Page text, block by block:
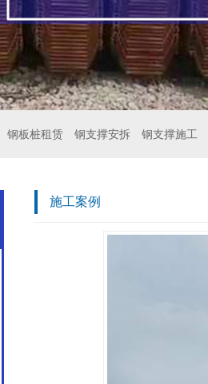
钢板桩租赁 钢支撑安拆 钢支撑施工
施工案例